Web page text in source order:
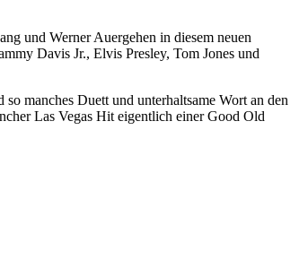
und Werner Auergehen in diesem neuen
Davis Jr., Elvis Presley, Tom Jones und
manches Duett und unterhaltsame Wort an den
Las Vegas Hit eigentlich einer Good Old